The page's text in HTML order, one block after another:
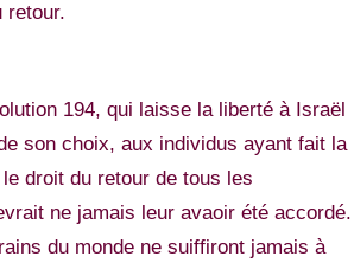
retour.
194, qui laisse la liberté à Israël
son choix, aux individus ayant fait la
droit du retour de tous les
ne jamais leur avaoir été accordé.
du monde ne suiffiront jamais à